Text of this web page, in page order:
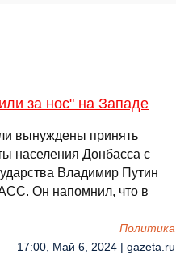
за нос" на Западе
вынуждены принять
населения Донбасса с
Владимир Путин
Он напомнил, что в
Политика
17:00, Май 6, 2024 | gazeta.ru